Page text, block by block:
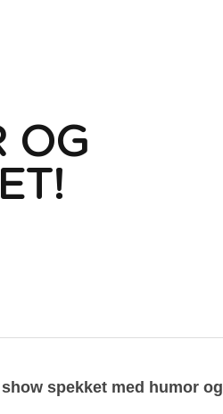
OG
spekket med humor og